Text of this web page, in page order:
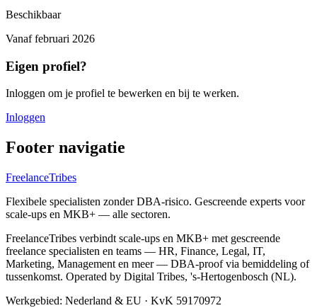
Beschikbaar
Vanaf februari 2026
Eigen profiel?
Inloggen om je profiel te bewerken en bij te werken.
Inloggen
Footer navigatie
FreelanceTribes
Flexibele specialisten zonder DBA-risico. Gescreende experts voor
scale-ups en MKB+ — alle sectoren.
FreelanceTribes verbindt scale-ups en MKB+ met gescreende
freelance specialisten en teams — HR, Finance, Legal, IT,
Marketing, Management en meer — DBA-proof via bemiddeling of
tussenkomst. Operated by Digital Tribes, 's-Hertogenbosch (NL).
Werkgebied: Nederland & EU · KvK 59170972